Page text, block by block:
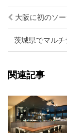
大阪に初のソ
茨城県でマル
関連記事